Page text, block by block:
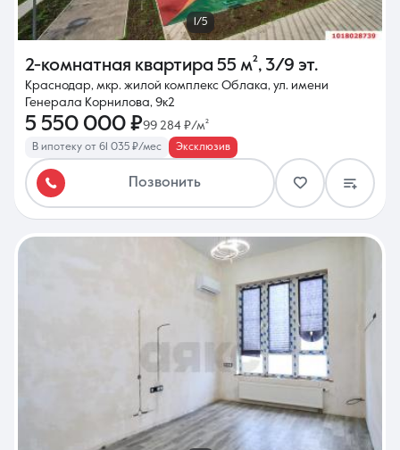
1/5
2-комнатная квартира 55 м², 3/9 эт.
Краснодар, мкр. жилой комплекс Облака, ул. имени
Генерала Корнилова, 9к2
5 550 000 ₽99 284 ₽/м²
В ипотеку от 61 035 ₽/мес Эксклюзив
Позвонить